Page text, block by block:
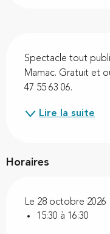
Spectacle tout
Mamac. Gratuit et
47 55 63 06.
Lire la suite
Horaires
Le 28 octobre 2026
15:30 à 16:30